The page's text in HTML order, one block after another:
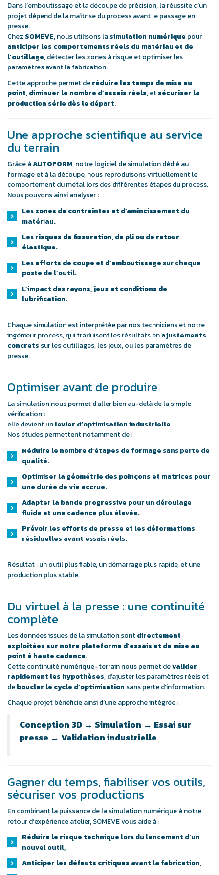
Dans l’emboutissage et la découpe de précision, la réussite d’un
projet dépend de la maîtrise du process avant le passage en
presse.
Chez SOMEVE, nous utilisons lasimulation numérique pour
anticiper les comportements réels du matériau et de
l’outillage, détecter les zones à risque et optimiser les
paramètres avant la fabrication.
Cette approche permet deréduire les temps de mise au
point,diminuer le nombre d’essais réels, etsécuriser la
production série dès le départ.
Une approche scientifique au service
du terrain
Grâce àAUTOFORM, notre logiciel de simulation dédié au
formage et à la découpe, nous reproduisons virtuellement le
comportement du métal lors des différentes étapes du process.
Nous pouvons ainsi analyser :
Leszones de contraintes et d’amincissement du
matériau.
Lesrisques de fissuration, de pli ou de retour
élastique.
Lesefforts de coupe et d’emboutissage sur chaque
poste de l’outil.
L’impact desrayons, jeux et conditions de
lubrification.
Chaque simulation est interprétée par nos techniciens et notre
ingénieur process, qui traduisent les résultats enajustements
concrets sur les outillages, les jeux, ou les paramètres de
presse.
Optimiser avant de produire
La simulation nous permet d’aller bien au-delà de la simple
vérification :
elle devient unlevier d’optimisation industrielle.
Nos études permettent notamment de :
Réduire le nombre d’étapes de formage sans perte de
qualité.
Optimiser la géométrie des poinçons et matrices pour
une durée de vie accrue.
Adapter la bande progressive pour un déroulage
fluide et une cadence plus élevée.
Prévoir les efforts de presse et les déformations
résiduelles avant essais réels.
Résultat : un outil plus fiable, un démarrage plus rapide, et une
production plus stable.
Du virtuel à la presse : une continuité
complète
Les données issues de la simulation sontdirectement
exploitées sur notre plateforme d’essais et de mise au
point à haute cadence.
Cette continuité numérique–terrain nous permet devalider
rapidement les hypothèses, d’ajuster les paramètres réels et
deboucler le cycle d’optimisation sans perte d’information.
Chaque projet bénéficie ainsi d’une approche intégrée :
Conception 3D → Simulation → Essai sur
presse → Validation industrielle
Gagner du temps, fiabiliser vos outils,
sécuriser vos productions
En combinant la puissance de la simulation numérique à notre
retour d’expérience atelier, SOMEVE vous aide à :
Réduire le risque technique lors du lancement d’un
nouvel outil,
Anticiper les défauts critiques avant la fabrication,